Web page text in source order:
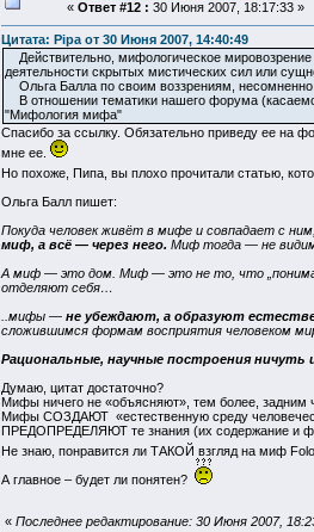
« Ответ #12 : 30 Июня 2007, 18:17:33 »
Цитата: Pipa от 30 Июня 2007, 14:40:49
Действительно, мифологическое
деятельности скрытых мистических сил или
Ольга Балла по своим воззрениям,
В отношении тематики нашего форума
"Мифология мифа"
Спасибо за ссылку. Обязательно приведу ее на
мне ее.
Но похоже, Пипа, вы плохо прочитали статью,
Ольга Балл пишет:
Покуда человек живёт в мифе и совпадает с
миф, а всё — через него. Миф тогда — не
А миф — это дом. Миф — это не то, что
отделяют себя…
..мифы — не убеждают, а образуют
сложившимся формам восприятия человеком
Рациональные, научные построения
Думаю, цитат достаточно?
Мифы ничего не «объясняют», тем более, задним
Мифы СОЗДАЮТ «естественную среду
ПРЕДОПРЕДЕЛЯЮТ те знания (их содержание и
Не знаю, понравится ли ТАКОЙ взгляд на миф
А главное – будет ли понятен?
« Последнее редактирование: 30 Июня 2007,